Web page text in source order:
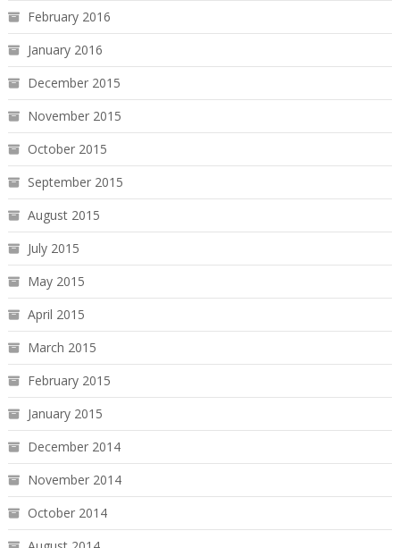
February 2016
January 2016
December 2015
November 2015
October 2015
September 2015
August 2015
July 2015
May 2015
April 2015
March 2015
February 2015
January 2015
December 2014
November 2014
October 2014